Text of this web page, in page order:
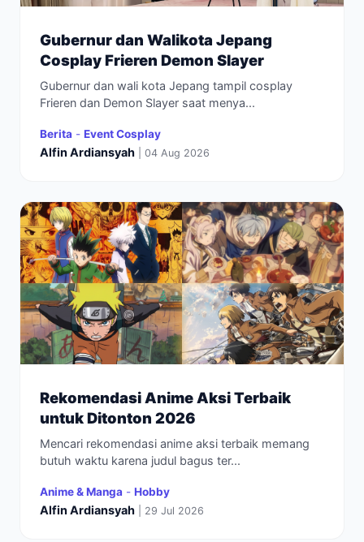
Gubernur dan Walikota Jepang
Cosplay Frieren Demon Slayer
Gubernur dan wali kota Jepang tampil cosplay
Frieren dan Demon Slayer saat menya...
Berita - Event Cosplay
Alfin Ardiansyah | 04 Aug 2026
Rekomendasi Anime Aksi Terbaik
untuk Ditonton 2026
Mencari rekomendasi anime aksi terbaik memang
butuh waktu karena judul bagus ter...
Anime & Manga - Hobby
Alfin Ardiansyah | 29 Jul 2026